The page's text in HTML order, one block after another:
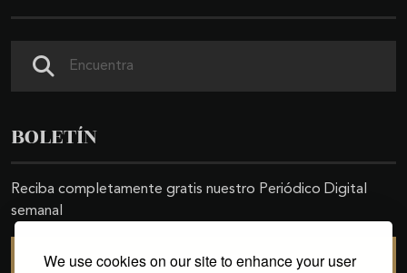
We use cookies on our site to enhance your user
BOLETÍN
Reciba completamente gratis nuestro Periódico Digital
semanal
SUSCRIBIRSE